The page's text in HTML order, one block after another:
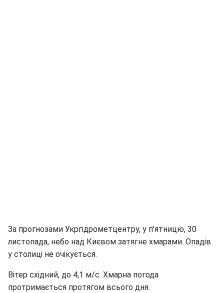
За прогнозами Укргідрометцентру, у п'ятницю, 30
листопада, небо над Києвом затягне хмарами. Опадів
у столиці не очікується.
Вітер східний, до 4,1 м/с. Хмарна погода
протримається протягом всього дня.